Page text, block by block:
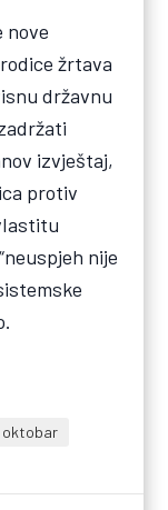
nove
žrtava
državnu
izvještaj,
protiv
nije
oktobar